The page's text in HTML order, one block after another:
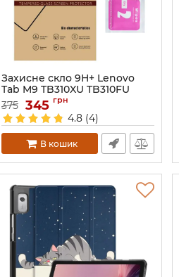
Захисне скло 9H+ Lenovo
Tab M9 TB310XU TB310FU
Артикул:6739
375 345 грн
4.8 (4)
В кошик